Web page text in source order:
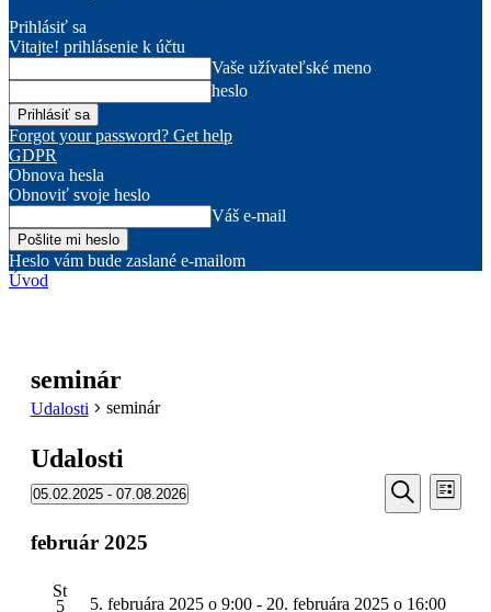
Prihlásiť sa
Vitajte! prihlásenie k účtu
Vaše užívateľské meno
heslo
Forgot your password? Get help
GDPR
Obnova hesla
Obnoviť svoje heslo
Váš e-mail
Heslo vám bude zaslané e-mailom
Úvod
seminár
Udalosti seminár
Udalosti
Udalosti
Search
Vyhľadať
Zoznam
05.02.2025 - 07.08.2026
dátum.
február 2025
St
5
5. februára 2025 o 9:00- 20. februára 2025 o 16:00